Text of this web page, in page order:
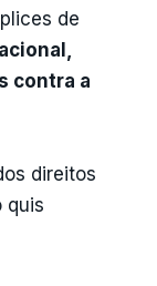
de
contra a
direitos
quis